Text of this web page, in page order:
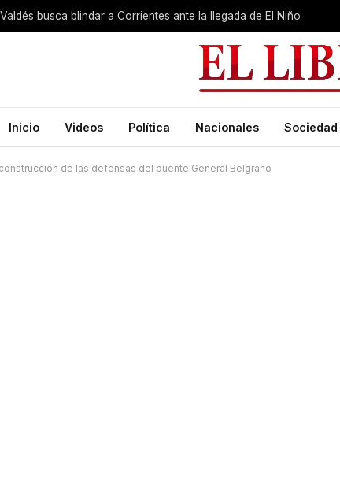
Valdés busca blindar a Corrientes ante la llegada de El Niño
Inicio Videos Política Nacionales Sociedad
de las defensas del puente General Belgrano